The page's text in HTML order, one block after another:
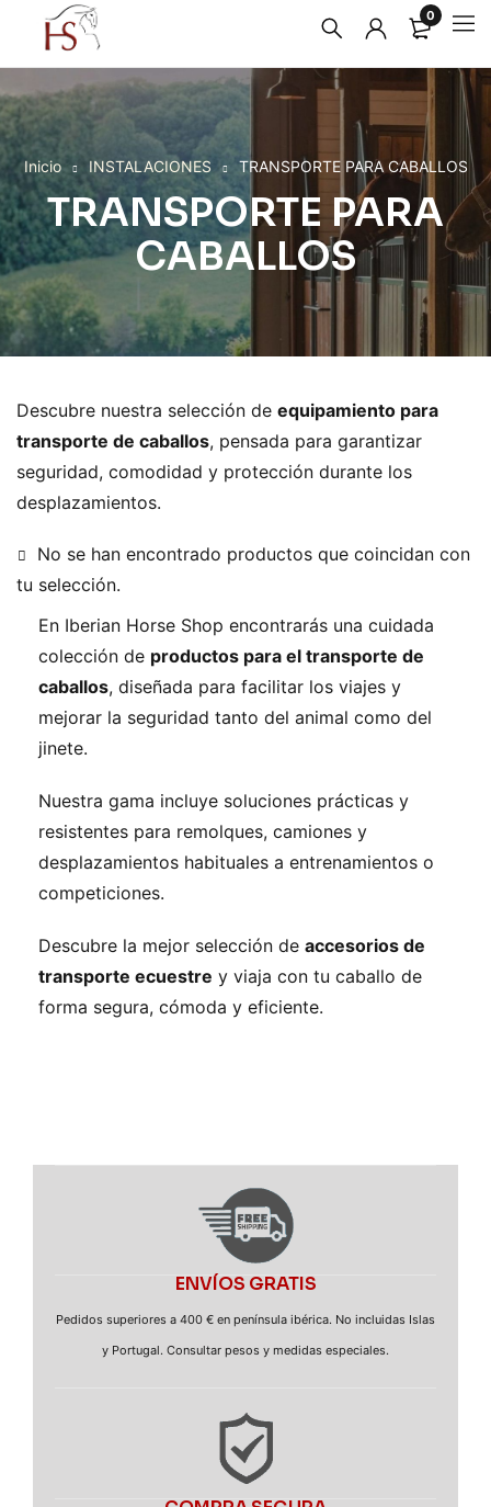
0
TRANSPORTE PARA
CABALLOS
Inicio INSTALACIONES TRANSPORTE PARA CABALLOS
Descubre nuestra selección de equipamiento para
transporte de caballos, pensada para garantizar
seguridad, comodidad y protección durante los
desplazamientos.
No se han encontrado productos que coincidan con
tu selección.
En Iberian Horse Shop encontrarás una cuidada
colección de productos para el transporte de
caballos, diseñada para facilitar los viajes y
mejorar la seguridad tanto del animal como del
jinete.
Nuestra gama incluye soluciones prácticas y
resistentes para remolques, camiones y
desplazamientos habituales a entrenamientos o
competiciones.
Descubre la mejor selección de accesorios de
transporte ecuestre y viaja con tu caballo de
forma segura, cómoda y eficiente.
ENVÍOS GRATIS
Pedidos superiores a 400 € en península ibérica. No incluidas Islas
y Portugal. Consultar pesos y medidas especiales.